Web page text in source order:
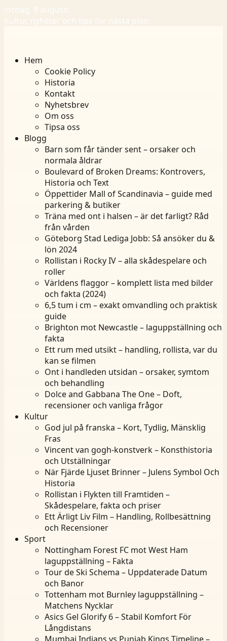
lördag, 8 augusti
Kultur, nyheter och tips för nästa plan.
Hem
Cookie Policy
Historia
Kontakt
Nyhetsbrev
Om oss
Tipsa oss
Blogg
Barn som får tänder sent – orsaker och
normala åldrar
Boulevard of Broken Dreams: Kontrovers,
Historia och Text
Öppettider Mall of Scandinavia – guide med
parkering & butiker
Träna med ont i halsen – är det farligt? Råd
från vården
Göteborg Stad Lediga Jobb: Så ansöker du &
lön 2024
Rollistan i Rocky IV – alla skådespelare och
roller
Världens flaggor – komplett lista med bilder
och fakta (2024)
6,5 tum i cm – exakt omvandling och praktisk
guide
Brighton mot Newcastle – laguppställning och
fakta
Ett rum med utsikt – handling, rollista, var du
kan se filmen
Ont i handleden utsidan – orsaker, symtom
och behandling
Dolce and Gabbana The One – Doft,
recensioner och vanliga frågor
Kultur
God jul på franska – Kort, Tydlig, Mänsklig
Fras
Vincent van gogh-konstverk – Konsthistoria
och Utställningar
När Fjärde Ljuset Brinner – Julens Symbol Och
Historia
Rollistan i Flykten till Framtiden –
Skådespelare, fakta och priser
Ett Ärligt Liv Film – Handling, Rollbesättning
och Recensioner
Sport
Nottingham Forest FC mot West Ham
laguppställning – Fakta
Tour de Ski Schema – Uppdaterade Datum
och Banor
Tottenham mot Burnley laguppställning –
Matchens Nycklar
Asics Gel Glorify 6 – Stabil Komfort För
Långdistans